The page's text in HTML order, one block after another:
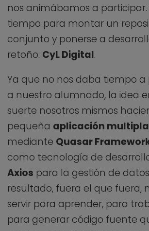
nos animábamos a participar.
tiempo para montar un
conjunto y ponerse a
retoño: CyL Digital.
Ya que no nos daba tiempo a
a nuestro alumnado, la idea
suerte nosotros mismos
pequeña aplicación
mediante Quasar
como tecnología de
Axios para la gestión de datos
resultado, fuera el que fuera,
servir para aprender, para
para generar código fuente